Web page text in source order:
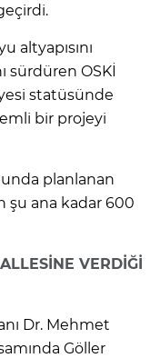
altyapısını
sürdüren OSKİ
statüsünde
bir projeyi
planlanan
şu ana kadar 600
VERDİĞİ
Dr. Mehmet
Göller